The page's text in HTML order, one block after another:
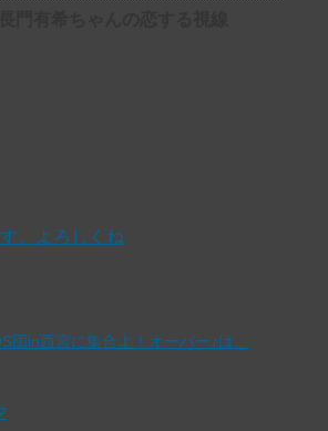
。よろしくね
in西宮に集合よ！オーバー♪は、